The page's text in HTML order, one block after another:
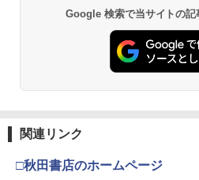
Google 検索で当サイトの記
関連リンク
□秋田書店のホームページ